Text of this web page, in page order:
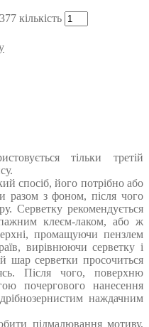
кількість
тільки третій
спосіб, його потрібно або
разом з фоном, після чого
Серветку рекомендується
клеєм-лаком, або ж
промащуючи пензлем
вирівнюючи серветку і
шар серветки просочиться
Після чого, поверхню
почергового нанесення
наждачним
підмалювання мотиву,